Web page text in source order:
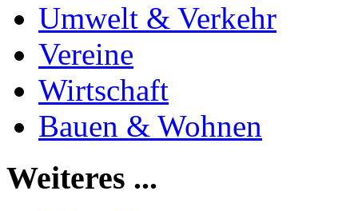
Umwelt & Verkehr
Vereine
Wirtschaft
Bauen & Wohnen
Weiteres ...